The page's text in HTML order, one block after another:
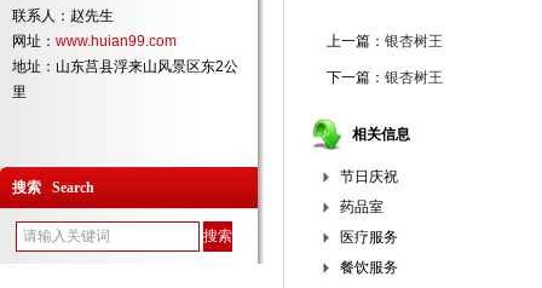
联系人：赵先生
网址： www.huian99.com
地址：山东莒县浮来山风景区东2公
里
搜索 Search
上一篇： 银杏树王
下一篇： 银杏树王
相关信息
节日庆祝
药品室
医疗服务
餐饮服务